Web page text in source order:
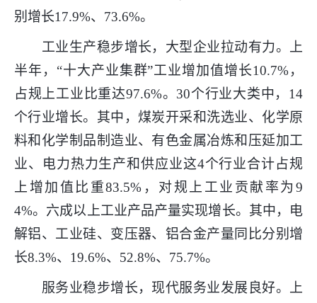
别增长17.9%、73.6%。
工业生产稳步增长，大型企业拉动有力。上
半年，“十大产业集群”工业增加值增长10.7%，
占规上工业比重达97.6%。30个行业大类中，14
个行业增长。其中，煤炭开采和洗选业、化学原
料和化学制品制造业、有色金属冶炼和压延加工
业、电力热力生产和供应业这4个行业合计占规
上增加值比重83.5%，对规上工业贡献率为9
4%。六成以上工业产品产量实现增长。其中，电
解铝、工业硅、变压器、铝合金产量同比分别增
长8.3%、19.6%、52.8%、75.7%。
服务业稳步增长，现代服务业发展良好。上